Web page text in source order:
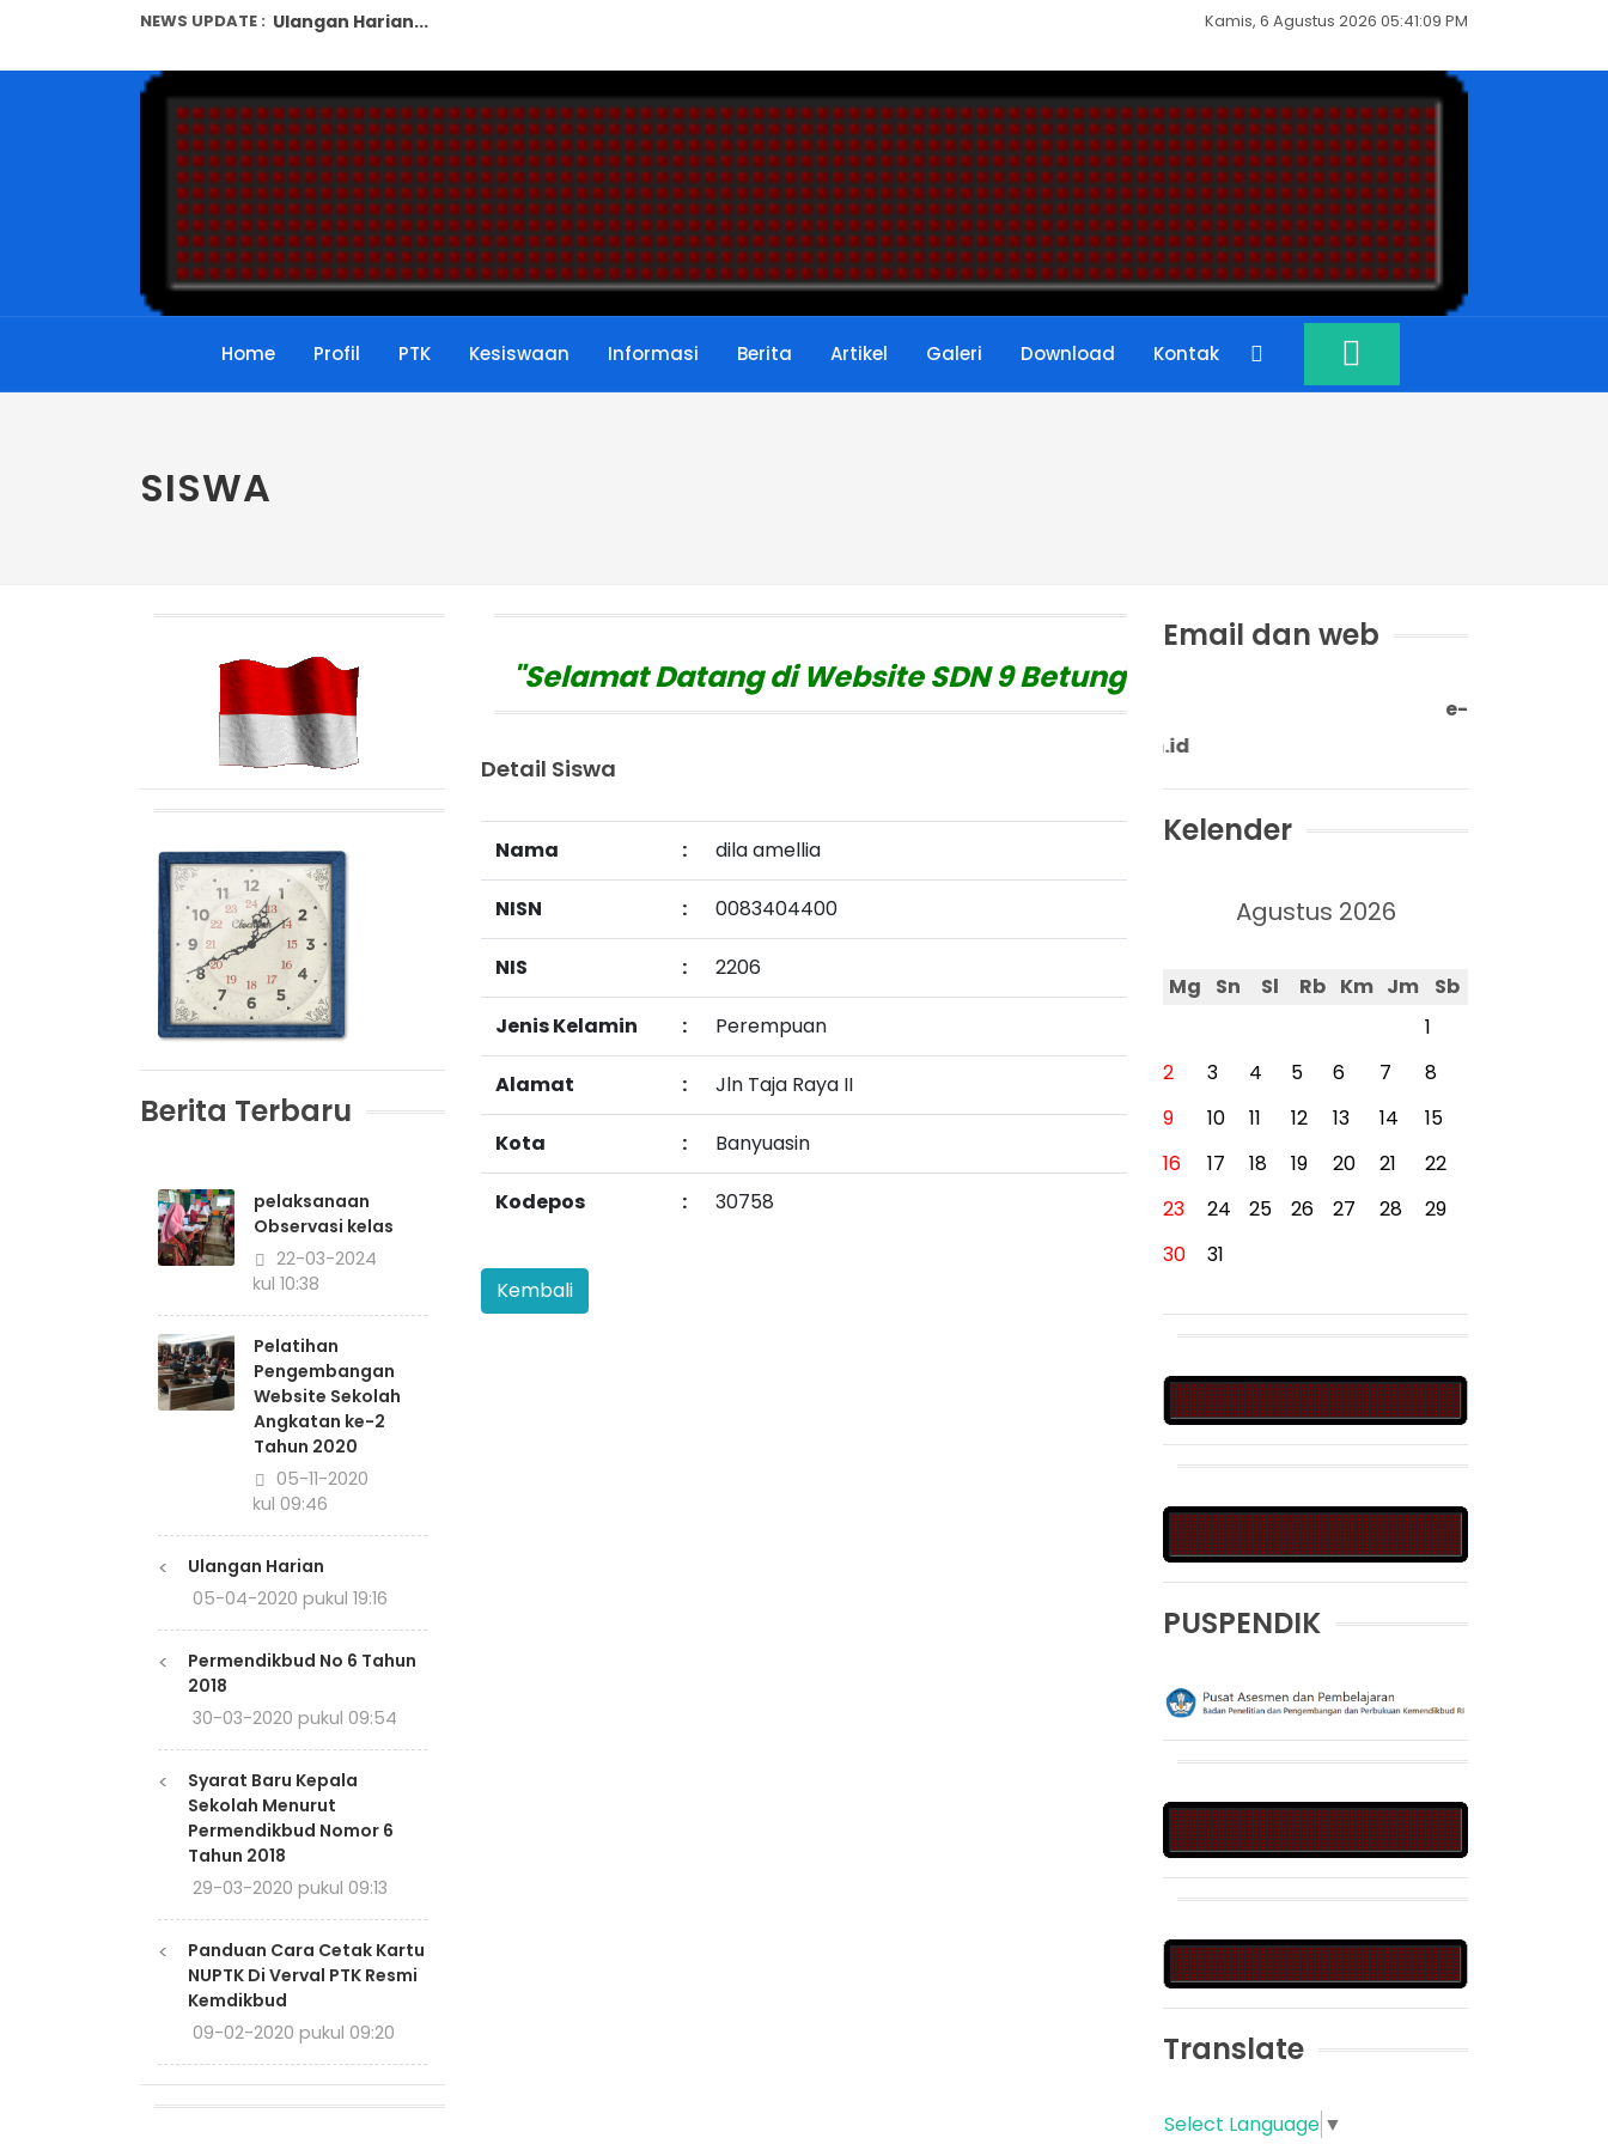
NEWS UPDATE : Ulangan Harian...
Permendikbud No 6 Tahun 2018...
Syarat Baru Kepala Sekolah Menurut Permendikbud Nomor 6 Tahu...
Panduan Cara Cetak Kartu NUPTK Di Verval PTK Resmi Kemdikbud...
Jangan menjadi Guru Dadakan, Inilah 10 Dasar Kemampuan Guru ...
Juknis Terbaru Penerbitan NUPTK Revisi 2019-2020...
Syarat Terbaru Kenaikan Pangkat Guru PNS Tahun 2020/2021...
Surat Edaran Direktorat Jenderal PAUD, Dikdas dan Dikmen Nom...
Kamis, 6 Agustus 2026 05:41:10 PM
Home Profil PTK Kesiswaan Informasi Berita Artikel Galeri Download Kontak
SISWA
Berita Terbaru
pelaksanaan
Observasi kelas
22-03-2024
pukul 10:38
Pelatihan
Pengembangan
Website Sekolah
Angkatan ke-2
Tahun 2020
05-11-2020
pukul 09:46
<
Ulangan Harian
05-04-2020 pukul 19:16
<
Permendikbud No 6 Tahun
2018
30-03-2020 pukul 09:54
<
Syarat Baru Kepala
Sekolah Menurut
Permendikbud Nomor 6
Tahun 2018
29-03-2020 pukul 09:13
<
Panduan Cara Cetak Kartu
NUPTK Di Verval PTK Resmi
Kemdikbud
09-02-2020 pukul 09:20
"Selamat Datang di Website SDN 9 Betung"
Detail Siswa
Nama : dila amellia
NISN : 0083404400
NIS : 2206
Jenis Kelamin : Perempuan
Alamat : Jln Taja Raya II
Kota : Banyuasin
Kodepos : 30758
Email dan web
e-mail:
website : https://sdn9btg.sch.id
Kelender
Agustus 2026
Mg Sn Sl Rb Km Jm
Sb
1
2
3 4 5 6 7
8
9
10 11 12 13 14
15
16
17 18 19 20 21
22
23
24 25 26 27 28
29
30
31
PUSPENDIK
Translate
Select Language ▼